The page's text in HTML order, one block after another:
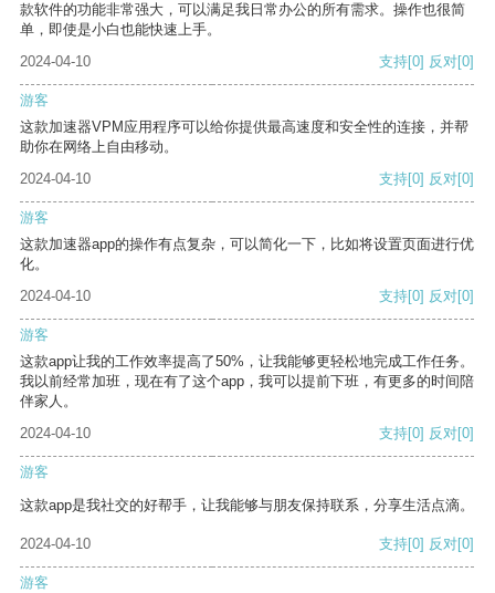
款软件的功能非常强大，可以满足我日常办公的所有需求。操作也很简
单，即使是小白也能快速上手。
2024-04-10
支持[0] 反对[0]
游客
这款加速器VPM应用程序可以给你提供最高速度和安全性的连接，并帮
助你在网络上自由移动。
2024-04-10
支持[0] 反对[0]
游客
这款加速器app的操作有点复杂，可以简化一下，比如将设置页面进行优
化。
2024-04-10
支持[0] 反对[0]
游客
这款app让我的工作效率提高了50%，让我能够更轻松地完成工作任务。
我以前经常加班，现在有了这个app，我可以提前下班，有更多的时间陪
伴家人。
2024-04-10
支持[0] 反对[0]
游客
这款app是我社交的好帮手，让我能够与朋友保持联系，分享生活点滴。
2024-04-10 支持[0] 反对[0]
游客